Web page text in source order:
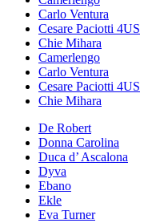
Carlo Ventura
Cesare Paciotti 4US
Chie Mihara
Camerlengo
Carlo Ventura
Cesare Paciotti 4US
Chie Mihara
De Robert
Donna Carolina
Duca d’ Ascalona
Dyva
Ebano
Ekle
Eva Turner